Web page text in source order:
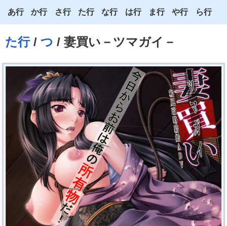
た行/ つ / 妻買い－ツマガイ－
あ行
い
う
お
か行
き
く
け
こ
さ行
し
す
せ
そ
た行
ち
つ
て
と
な行
ぬ
の
は行
ひ
ふ
へ
ま行
み
む
も
や行
よ
わ
ら行
る
れ
ろ